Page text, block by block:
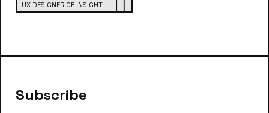
UX DESIGNER OF INSIGHT
Subscribe